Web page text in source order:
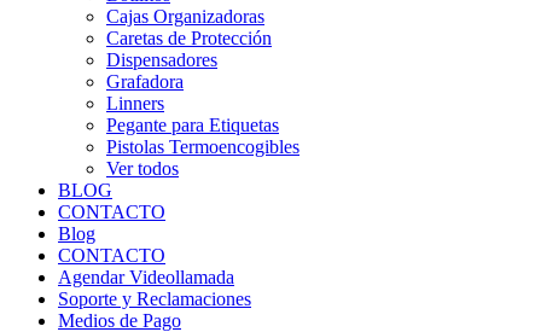
Cajas Organizadoras
Caretas de Protección
Dispensadores
Grafadora
Linners
Pegante para Etiquetas
Pistolas Termoencogibles
Ver todos
BLOG
CONTACTO
Blog
CONTACTO
Agendar Videollamada
Soporte y Reclamaciones
Medios de Pago